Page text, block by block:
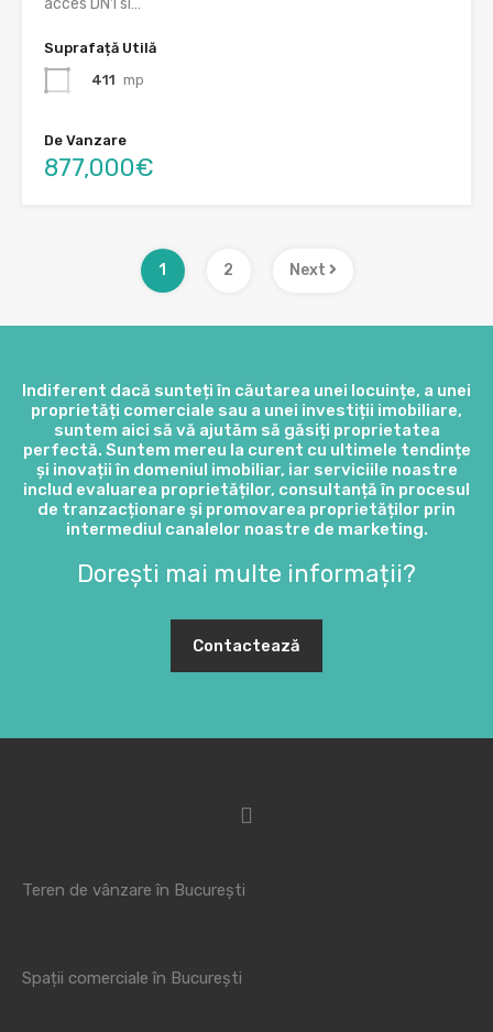
acces DN1 si…
Suprafață Utilă
411 mp
De Vanzare
877,000€
1 2 Next
Indiferent dacă sunteți în căutarea unei locuințe, a unei
proprietăți comerciale sau a unei investiții imobiliare,
suntem aici să vă ajutăm să găsiți proprietatea
perfectă. Suntem mereu la curent cu ultimele tendințe
și inovații în domeniul imobiliar, iar serviciile noastre
includ evaluarea proprietăților, consultanță în procesul
de tranzacționare și promovarea proprietăților prin
intermediul canalelor noastre de marketing.
Dorești mai multe informații?
Contactează
Teren de vânzare în București
Spații comerciale în București